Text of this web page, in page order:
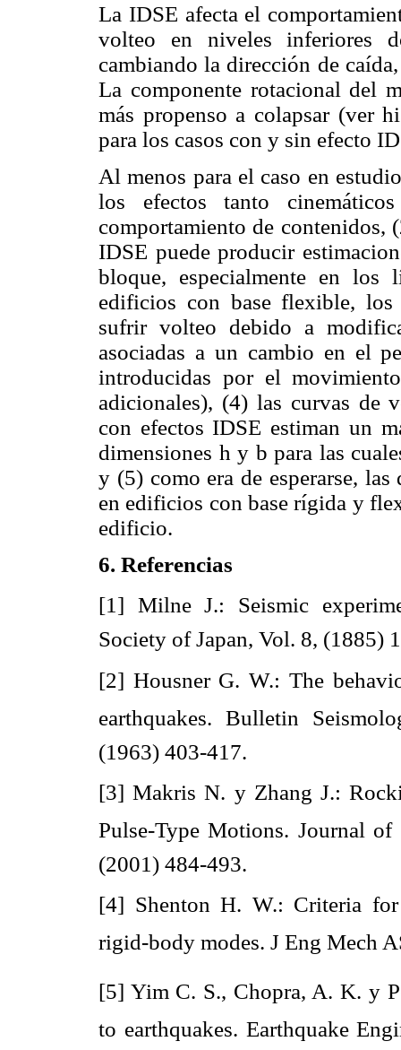
La IDSE afecta el
volteo en niveles inferiores
cambiando la dirección de
La componente rotacional del
más propenso a colapsar (ver
para los casos con y sin efecto
Al menos para el caso en
los efectos tanto
comportamiento de contenidos,
IDSE puede producir
bloque, especialmente en
edificios con base flexible, los
sufrir volteo debido a
asociadas a un cambio en el
introducidas por el
adicionales), (4) las curvas de
con efectos IDSE estiman un
dimensiones h y b para las
y (5) como era de esperarse,
en edificios con base rígida y
edificio.
6. Referencias
[1] Milne J.: Seismic
Society of Japan, Vol. 8, (1885)
[2] Housner G. W.: The
earthquakes. Bulletin
(1963) 403-417.
[3] Makris N. y Zhang J.:
Pulse-Type Motions. Journal
(2001) 484-493.
[4] Shenton H. W.: Criteria
rigid-body modes. J Eng Mech
[5] Yim C. S., Chopra, A. K. y
to earthquakes. Earthquake